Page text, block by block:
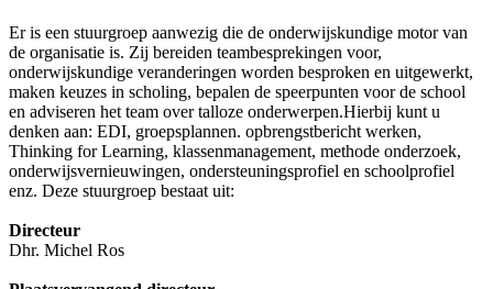
Er is een stuurgroep aanwezig die de onderwijskundige motor van
de organisatie is. Zij bereiden teambesprekingen voor,
onderwijskundige veranderingen worden besproken en uitgewerkt,
maken keuzes in scholing, bepalen de speerpunten voor de school
en adviseren het team over talloze onderwerpen.Hierbij kunt u
denken aan: EDI, groepsplannen. opbrengstbericht werken,
Thinking for Learning, klassenmanagement, methode onderzoek,
onderwijsvernieuwingen, ondersteuningsprofiel en schoolprofiel
enz. Deze stuurgroep bestaat uit:
Directeur
Dhr. Michel Ros